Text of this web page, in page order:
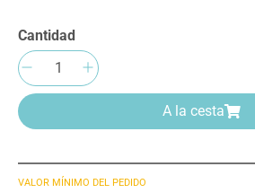
Cantidad
Cantidad del producto:
A la cesta
VALOR MÍNIMO DEL PEDIDO